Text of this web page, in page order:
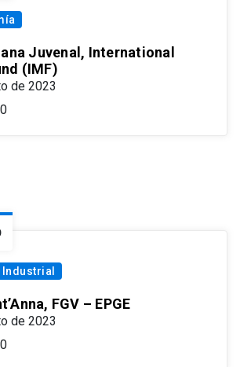
Juvenal, International
(IMF)
de 2023
FGV – EPGE
de 2023